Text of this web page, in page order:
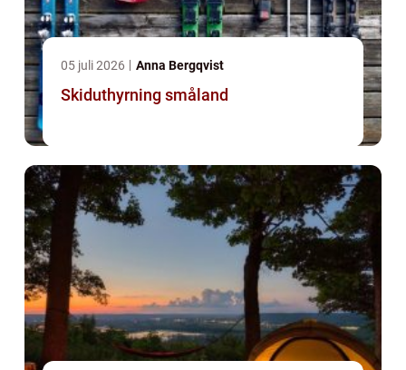
05 juli 2026 Anna Bergqvist
Skiduthyrning småland